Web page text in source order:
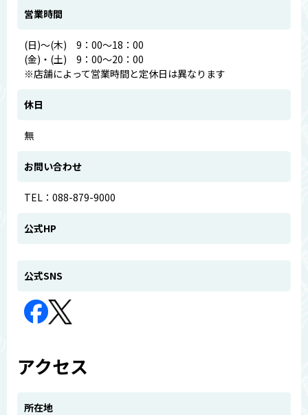
営業時間
(日)～(木) 9：00～18：00
(金)・(土) 9：00～20：00
※店舗によって営業時間と定休日は異なります
休日
無
お問い合わせ
TEL：088-879-9000
公式HP
公式SNS
アクセス
所在地